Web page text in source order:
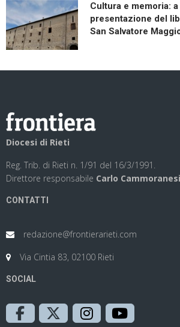
Cultura e memoria:
presentazione del
San Salvatore
Diocesi di Rieti
Reg. Trib. di Rieti n. 1/91 del 16/3/1991.
Direttore responsabile Carlo Cammoranesi
CONTATTI
redazione@frontierarieti.com
Via Cintia 83, 02100 Rieti
SOCIAL